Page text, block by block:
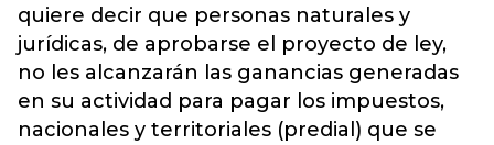
quiere decir que personas naturales y
jurídicas, de aprobarse el proyecto de ley,
no les alcanzarán las ganancias generadas
en su actividad para pagar los impuestos,
nacionales y territoriales (predial) que se